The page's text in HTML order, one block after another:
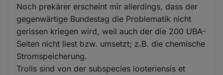
Noch prekärer erscheint mir allerdings, dass der
gegenwärtige Bundestag die Problematik nicht
gerissen kriegen wird, weil auch der die 200 UBA-
Seiten nicht liest bzw. umsetzt; z.B. die chemische
Stromspeicherung.
Trolls sind von der subspecies looteriensis et